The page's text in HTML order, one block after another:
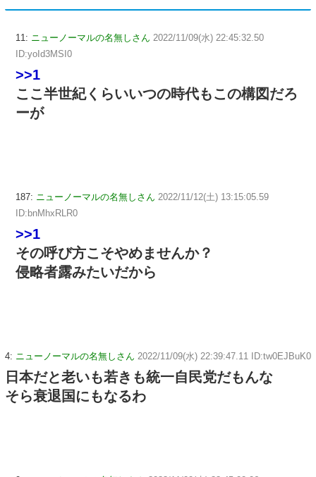
11: ニューノーマルの名無しさん 2022/11/09(水) 22:45:32.50
ID:yoId3MSI0
>>1
ここ半世紀くらいいつの時代もこの構図だろ
ーが
187: ニューノーマルの名無しさん 2022/11/12(土) 13:15:05.59
ID:bnMhxRLR0
>>1
その呼び方こそやめませんか？
侵略者露みたいだから
4: ニューノーマルの名無しさん 2022/11/09(水) 22:39:47.11 ID:tw0EJBuK0
日本だと老いも若きも統一自民党だもんな
そら衰退国にもなるわ